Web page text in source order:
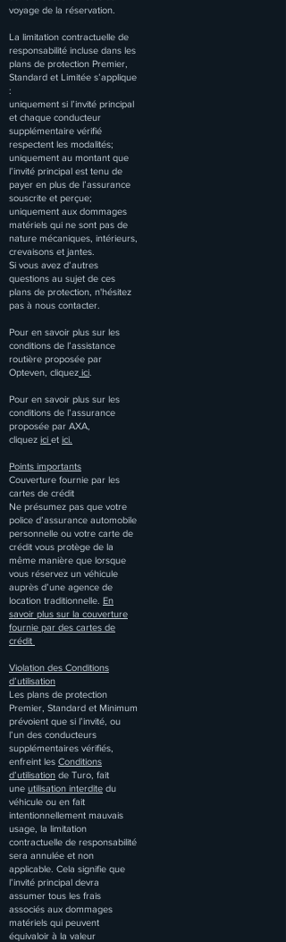
voyage de la réservation.
La limitation contractuelle de
responsabilité incluse dans les
plans de protection Premier,
Standard et Limitée s’applique
:
uniquement si l’invité principal
et chaque conducteur
supplémentaire vérifié
respectent les modalités;
uniquement au montant que
l’invité principal est tenu de
payer en plus de l’assurance
souscrite et perçue;
uniquement aux dommages
matériels qui ne sont pas de
nature mécaniques, intérieurs,
crevaisons et jantes.
Si vous avez d’autres
questions au sujet de ces
plans de protection, n'hésitez
pas à nous contacter.
Pour en savoir plus sur les
conditions de l’assistance
routière proposée par
Opteven, cliquez ici
Pour en savoir plus sur les
conditions de l’assurance
proposée par AXA,
cliquez ici et ici.
Points importants
Couverture fournie par les
cartes de crédit
Ne présumez pas que votre
police d’assurance automobile
personnelle ou votre carte de
crédit vous protège de la
même manière que lorsque
vous réservez un véhicule
auprès d’une agence de
location traditionnelle. En
savoir plus sur la couverture
fournie par des cartes de
crédit
Violation des Conditions
d’utilisation
Les plans de protection
Premier, Standard et Minimum
prévoient que si l’invité, ou
l’un des conducteurs
supplémentaires vérifiés,
enfreint les Conditions
d’utilisation de Turo, fait
une utilisation interdite du
véhicule ou en fait
intentionnellement mauvais
usage, la limitation
contractuelle de responsabilité
sera annulée et non
applicable. Cela signifie que
l’invité principal devra
assumer tous les frais
associés aux dommages
matériels qui peuvent
équivaloir à la valeur